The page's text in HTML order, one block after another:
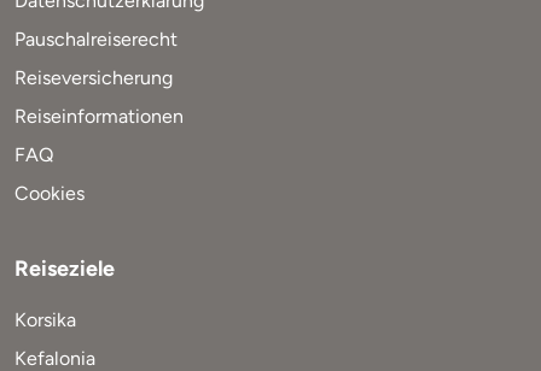
Pauschalreiserecht
Reiseversicherung
Reiseinformationen
FAQ
Cookies
Reiseziele
Korsika
Kefalonia